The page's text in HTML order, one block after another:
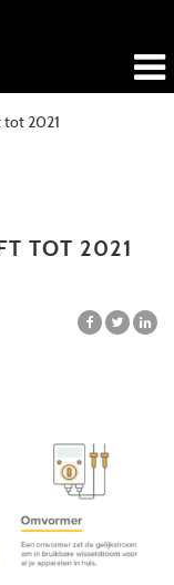
tot 2021
TOT 2021